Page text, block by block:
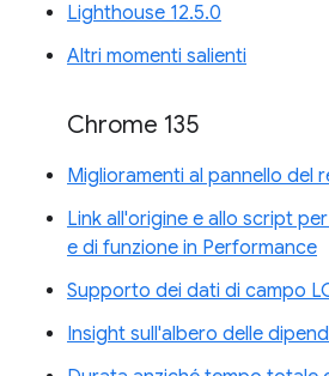
Lighthouse 12.5.0
Altri momenti salienti
Chrome 135
Miglioramenti al pannello del
Link all'origine e allo script
e di funzione in Performance
Supporto dei dati di campo
Insight sull'albero delle